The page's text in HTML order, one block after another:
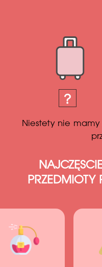
Niestety nie mamy informacji odnośnie tego
PRZEDMIOTY